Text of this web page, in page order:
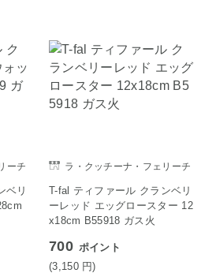
ーチ
ベリ
ラ・クッチーナ・フェリーチ
T-fal ティファール クランベリ
ーレッド エッグロースター 12
x18cm B55918 ガス火
700 ポイント
(3,150 円)